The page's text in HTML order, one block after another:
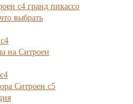
с4 гранд пикассо
выбрать
на Ситроен
Ситроен с5